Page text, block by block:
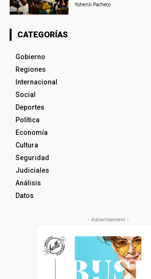
Yohenli Pacheco
CATEGORÍAS
Gobierno
Regiones
Internacional
Social
Deportes
Política
Economía
Cultura
Seguridad
Judiciales
Análisis
Datos
- Advertisement -